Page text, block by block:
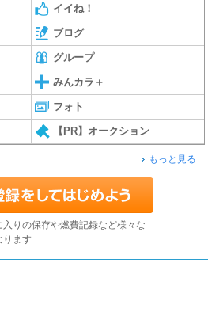
イイね！
ブログ
グループ
みんカラ＋
フォト
【PR】オークション
もっと見る
入りの保存や燃費記録など様々な
ります